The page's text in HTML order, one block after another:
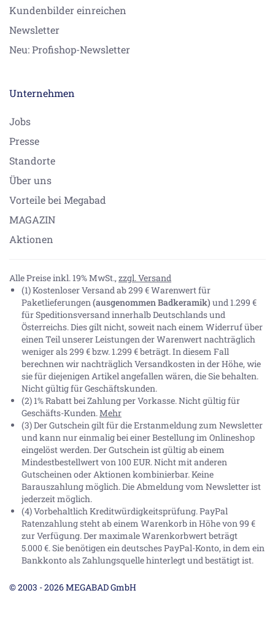
Kundenbilder einreichen
Newsletter
Neu: Profishop-Newsletter
Unternehmen
Jobs
Presse
Standorte
Über uns
Vorteile bei Megabad
MAGAZIN
Aktionen
Alle Preise inkl. 19% MwSt., zzgl. Versand
(1) Kostenloser Versand ab 299 € Warenwert für
Paketlieferungen(ausgenommen Badkeramik) und 1.299 €
für Speditionsversand innerhalb Deutschlands und
Österreichs. Dies gilt nicht, soweit nach einem Widerruf über
einen Teil unserer Leistungen der Warenwert nachträglich
weniger als 299 € bzw. 1.299 € beträgt. In diesem Fall
berechnen wir nachträglich Versandkosten in der Höhe, wie
sie für diejenigen Artikel angefallen wären, die Sie behalten.
Nicht gültig für Geschäftskunden.
(2) 1% Rabatt bei Zahlung per Vorkasse. Nicht gültig für
Geschäfts-Kunden.Mehr
(3) Der Gutschein gilt für die Erstanmeldung zum Newsletter
und kann nur einmalig bei einer Bestellung im Onlineshop
eingelöst werden. Der Gutschein ist gültig ab einem
Mindestbestellwert von 100 EUR. Nicht mit anderen
Gutscheinen oder Aktionen kombinierbar. Keine
Barauszahlung möglich. Die Abmeldung vom Newsletter ist
jederzeit möglich.
(4) Vorbehaltlich Kreditwürdigkeitsprüfung. PayPal
Ratenzahlung steht ab einem Warenkorb in Höhe von99 €
zur Verfügung. Der maximale Warenkorbwert beträgt
5.000 €. Sie benötigen ein deutsches PayPal-Konto, in dem ein
Bankkonto als Zahlungsquelle hinterlegt und bestätigt ist.
© 2003 - 2026 MEGABAD GmbH